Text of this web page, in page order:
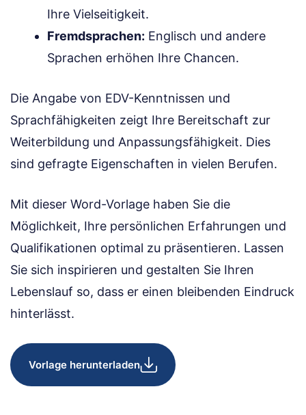
Ihre Vielseitigkeit.
Fremdsprachen: Englisch und andere
Sprachen erhöhen Ihre Chancen.
Die Angabe von EDV-Kenntnissen und
Sprachfähigkeiten zeigt Ihre Bereitschaft zur
Weiterbildung und Anpassungsfähigkeit. Dies
sind gefragte Eigenschaften in vielen Berufen.
Mit dieser Word-Vorlage haben Sie die
Möglichkeit, Ihre persönlichen Erfahrungen und
Qualifikationen optimal zu präsentieren. Lassen
Sie sich inspirieren und gestalten Sie Ihren
Lebenslauf so, dass er einen bleibenden Eindruck
hinterlässt.
Vorlage herunterladen